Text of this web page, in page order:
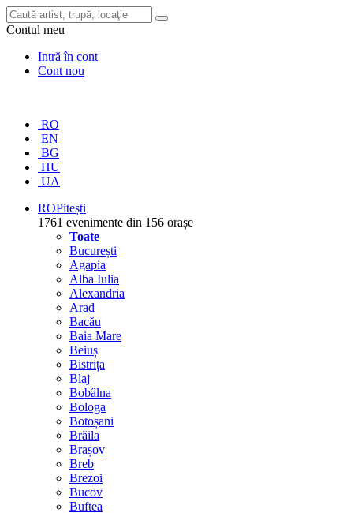
Contul meu
Intră în cont
Cont nou
RO
EN
BG
HU
UA
ROPitești
1761 evenimente din 156 orașe
Toate
București
Agapia
Alba Iulia
Alexandria
Arad
Bacău
Baia Mare
Beiuș
Bistrița
Blaj
Bobâlna
Bologa
Botoșani
Brăila
Brașov
Breb
Brezoi
Bucov
Buftea